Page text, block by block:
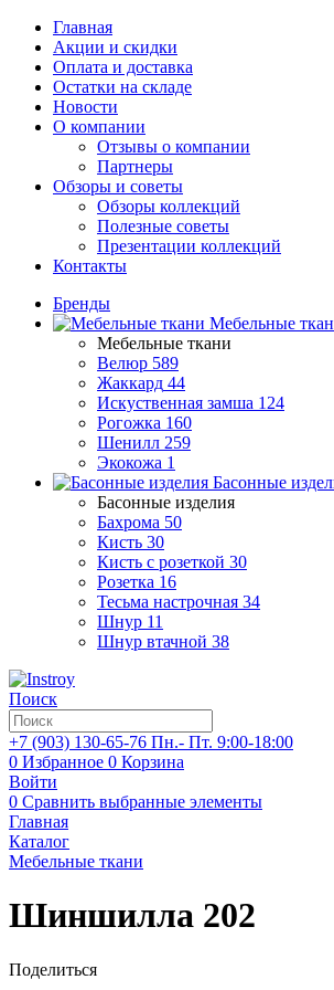
Главная
Акции и скидки
Оплата и доставка
Остатки на складе
Новости
О компании
Отзывы о компании
Партнеры
Обзоры и советы
Обзоры коллекций
Полезные советы
Презентации коллекций
Контакты
Бренды
Мебельные
Мебельные ткани
Велюр 589
Жаккард 44
Искуственная замша 124
Рогожка 160
Шенилл 259
Экокожа 1
Басонные
Басонные изделия
Бахрома 50
Кисть 30
Кисть с розеткой 30
Розетка 16
Тесьма настрочная 34
Шнур 11
Шнур втачной 38
Поиск
+7 (903) 130-65-76 Пн.- Пт. 9:00-18:00
0 Избранное 0 Корзина
Войти
0 Сравнить выбранные элементы
Главная
Каталог
Мебельные ткани
Шиншилла 202
Поделиться